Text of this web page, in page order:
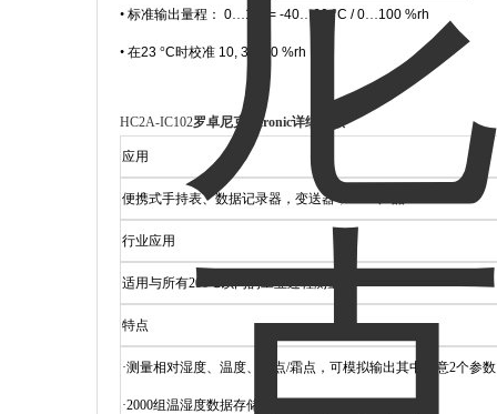
• 标准输出量程： 0…1 V = -40…60°C / 0…100 %rh
• 在23 °C时校准 10, 35, 80 %rh
HC2A-IC102罗卓尼克rotronic详细参数
应用
便携式手持表、数据记录器，变送器，OEM产品
行业应用
适用与所有200℃以内的工业过程测量
特点
·测量相对湿度、温度、露点/霜点，可模拟输出其中任意2个参数
·2000组温湿度数据存储